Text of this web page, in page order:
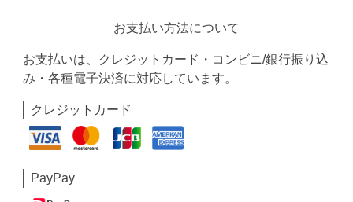
お支払い方法について
お支払いは、クレジットカード・コンビニ/銀行振り込
み・各種電子決済に対応しています。
クレジットカード
PayPay